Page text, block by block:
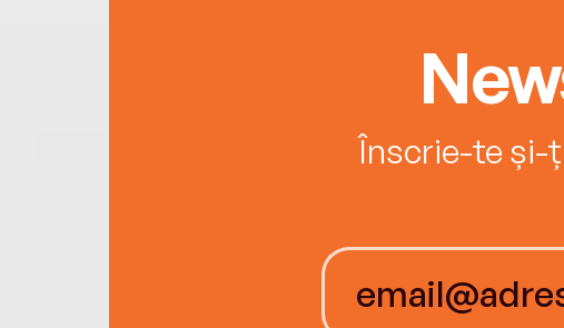
Înscrie-te și-